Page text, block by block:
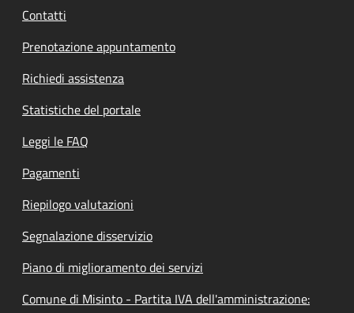
Contatti
Prenotazione appuntamento
Richiedi assistenza
Statistiche del portale
Leggi le FAQ
Pagamenti
Riepilogo valutazioni
Segnalazione disservizio
Piano di miglioramento dei servizi
Comune di Misinto - Partita IVA dell'amministrazione: